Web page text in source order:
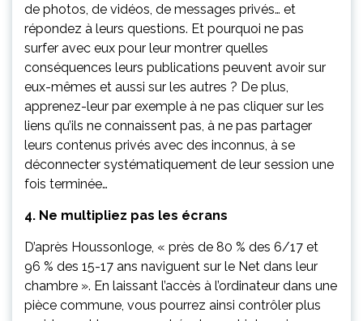
de photos, de vidéos, de messages privés… et
répondez à leurs questions. Et pourquoi ne pas
surfer avec eux pour leur montrer quelles
conséquences leurs publications peuvent avoir sur
eux-mêmes et aussi sur les autres ? De plus,
apprenez-leur par exemple à ne pas cliquer sur les
liens qu’ils ne connaissent pas, à ne pas partager
leurs contenus privés avec des inconnus, à se
déconnecter systématiquement de leur session une
fois terminée…
4. Ne multipliez pas les écrans
D’après Houssonloge, « près de 80 % des 6/17 et
96 % des 15-17 ans naviguent sur le Net dans leur
chambre ». En laissant l’accès à l’ordinateur dans une
pièce commune, vous pourrez ainsi contrôler plus